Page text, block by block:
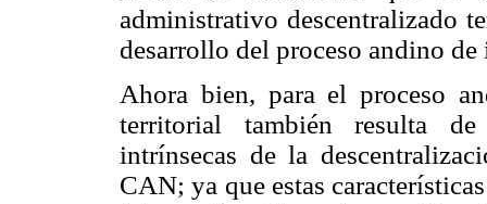
administrativo descentralizado
desarrollo del proceso andino
Ahora bien, para el proceso
territorial también resulta de
intrínsecas de la
CAN; ya que estas